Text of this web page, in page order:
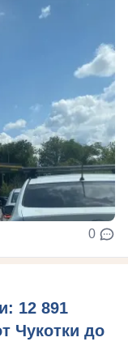
0
12 891
Чукотки до